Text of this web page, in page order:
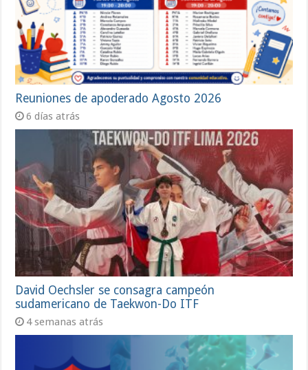
Reuniones de apoderado Agosto 2026
6 días atrás
David Oechsler se consagra campeón
sudamericano de Taekwon-Do ITF
4 semanas atrás